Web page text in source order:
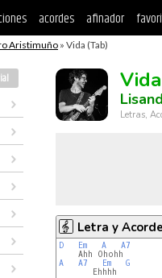
acordes afinador
Aristimuño » Vida (Tab)
Vida
Letras,
Letra y
D Em A
A7
A
A7 Em
G
       Ehhhh